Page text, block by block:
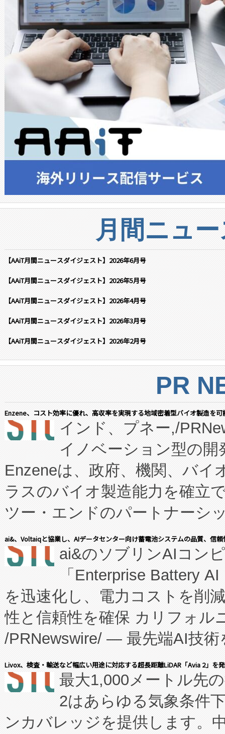
月間ニュ
【AAiT月間ニュースダイジェスト】2026年6月号
【AAiT月間ニュースダイジェスト】2026年5月号
【AAiT月間ニュースダイジェスト】2026年4月号
【AAiT月間ニュースダイジェスト】2026年3月号
【AAiT月間ニュースダイジェスト】2026年2月号
PR
Enzene、コスト効率に優れ、高収率を実現する地域密着型バイオ製造を
インド、プネー,/
イノベーション型の
Enzeneは、政府、機関、バイ
ラスのバイオ製造能力を確立
ツー・エンドのパートナーシ
表しました。 同社の実績ある
manufacturing™ (FCCM™) プ
たNeXは、バイオ医薬品製造
従来のフェッドバッチ施設の
に、患者やサプライチェーン
キー方式で拡張性が高く、持
す。FCCM‑を活用した現地生
患者にとっての費用負担を大
のアクセスを大幅に拡大する
Fully-Connected Continuous
ai&、Voltaiqと協業し、AIデータセンター向け蓄電池システムの品質、信
ai&のソブリンAIコン
「Enterprise Battery
を迅速化し、電力コストを削
性と信頼性を確保 カリフォル
/PRNewswire/ — 最先端AI技術
会社エーアイ・アンド：本社
President原信平）と、エンタ
ードするVoltaiqは、日本にあ
ーエネルギー貯蔵システム（
Livox、検査・輸送など幅広い用途に対応する超長距離LiDAR「Avia 2」を
最大1,000メートル先
2はあらゆる気象条件
ンカバレッジを提供します。